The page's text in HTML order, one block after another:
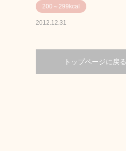
200～299kcal
2012.12.31
トップページに戻る